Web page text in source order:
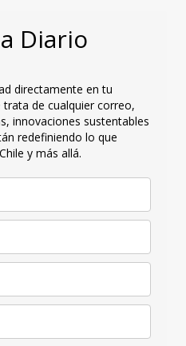
Diario
directamente en tu
de cualquier correo,
innovaciones sustentables
redefiniendo lo que
y más allá.